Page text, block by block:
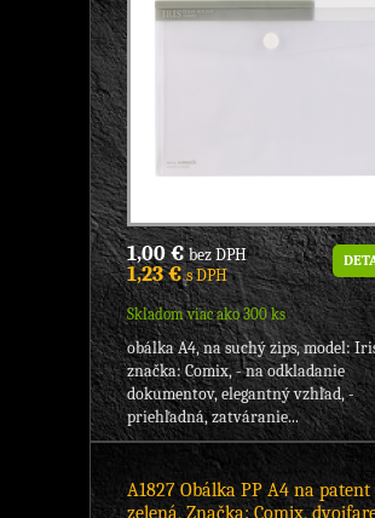
1,00 €bez DPH
1,23 €s DPH
Skladom viac ako 300 ks
obálka A4, na suchý zips, model:
značka: Comix, - na odkladanie
dokumentov, elegantný vzhľad, -
priehľadná, zatváranie...
A1827 Obálka PP A4 na patent
zelená, Značka: Comix,